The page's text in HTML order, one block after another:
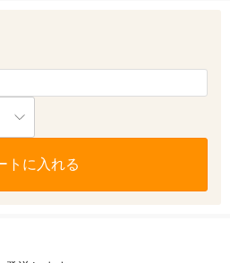
トに入れる